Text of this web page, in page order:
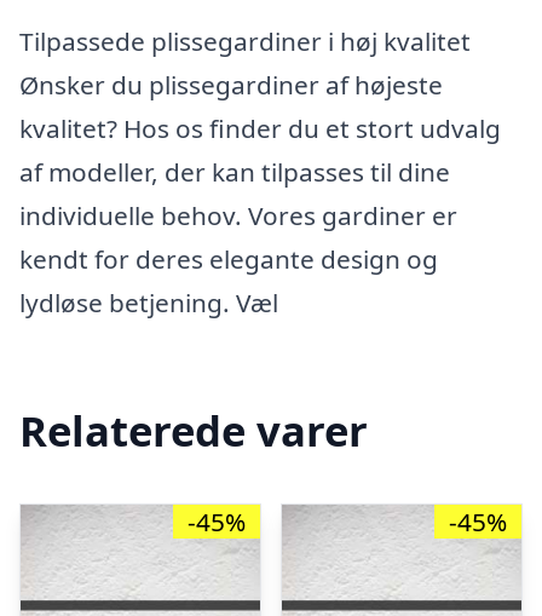
Tilpassede plissegardiner i høj kvalitet
Ønsker du plissegardiner af højeste
kvalitet? Hos os finder du et stort udvalg
af modeller, der kan tilpasses til dine
individuelle behov. Vores gardiner er
kendt for deres elegante design og
lydløse betjening. Væl
Relaterede varer
-45% -45%